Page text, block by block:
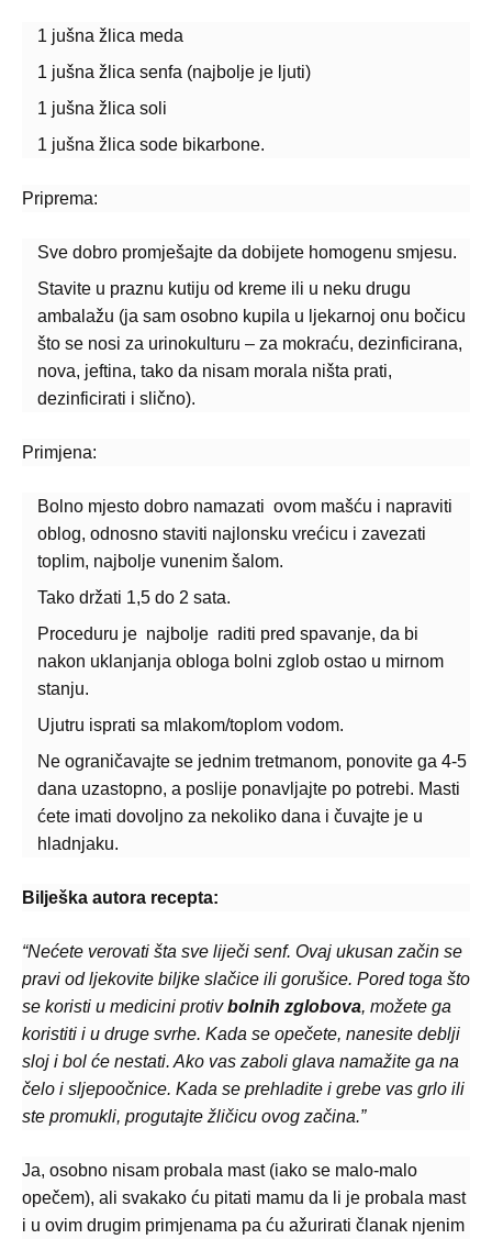
1 jušna žlica meda
1 jušna žlica senfa (najbolje je ljuti)
1 jušna žlica soli
1 jušna žlica sode bikarbone.
Priprema:
Sve dobro promješajte da dobijete homogenu smjesu.
Stavite u praznu kutiju od kreme ili u neku drugu
ambalažu (ja sam osobno kupila u ljekarnoj onu bočicu
što se nosi za urinokulturu – za mokraću, dezinficirana,
nova, jeftina, tako da nisam morala ništa prati,
dezinficirati i slično).
Primjena:
Bolno mjesto dobro namazati ovom mašću i napraviti
oblog, odnosno staviti najlonsku vrećicu i zavezati
toplim, najbolje vunenim šalom.
Tako držati 1,5 do 2 sata.
Proceduru je najbolje raditi pred spavanje, da bi
nakon uklanjanja obloga bolni zglob ostao u mirnom
stanju.
Ujutru isprati sa mlakom/toplom vodom.
Ne ograničavajte se jednim tretmanom, ponovite ga 4-5
dana uzastopno, a poslije ponavljajte po potrebi. Masti
ćete imati dovoljno za nekoliko dana i čuvajte je u
hladnjaku.
Bilješka autora recepta:
“Nećete verovati šta sve liječi senf. Ovaj ukusan začin se
pravi od ljekovite biljke slačice ili gorušice. Pored toga što
se koristi u medicini protivbolnih zglobova, možete ga
koristiti i u druge svrhe. Kada se opečete, nanesite deblji
sloj i bol će nestati. Ako vas zaboli glava namažite ga na
čelo i sljepoočnice. Kada se prehladite i grebe vas grlo ili
ste promukli, progutajte žličicu ovog začina.”
Ja, osobno nisam probala mast (iako se malo-malo
opečem), ali svakako ću pitati mamu da li je probala mast
i u ovim drugim primjenama pa ću ažurirati članak njenim